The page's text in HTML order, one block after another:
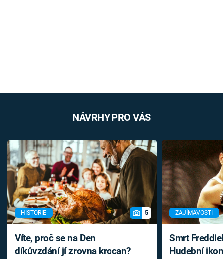
NÁVRHY PRO VÁS
HISTORIE 5
Víte, proč se na Den
díkůvzdání jí zrovna krocan?
ZAJÍMAVOSTI
Smrt
Hudební